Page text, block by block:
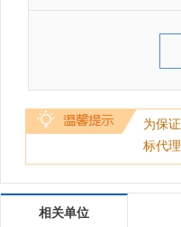
为保
标代
相关单位